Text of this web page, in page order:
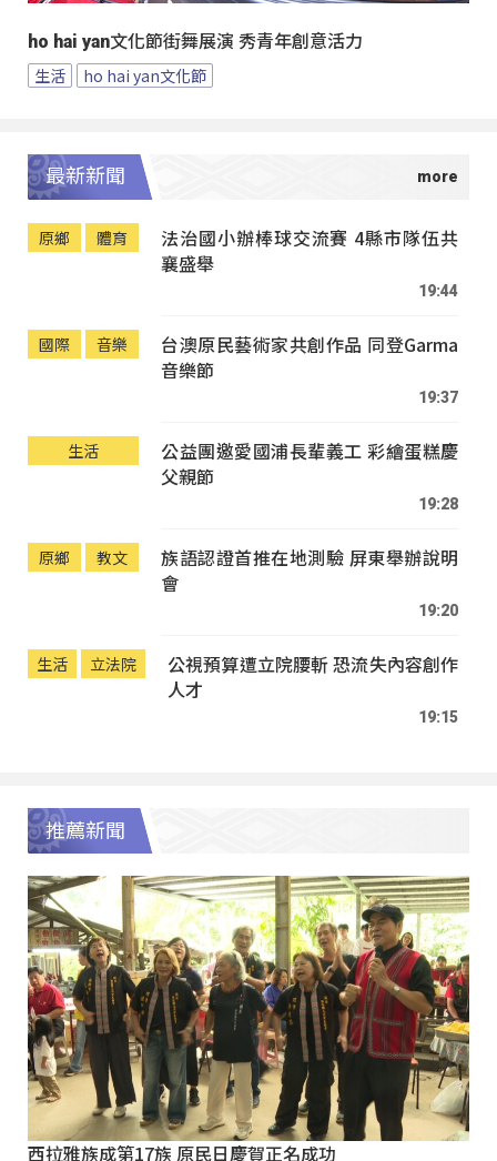
ho hai yan文化節街舞展演 秀青年創意活力
生活 ho hai yan文化節
最新新聞
原鄉 體育
法治國小辦棒球交流賽 4縣市隊伍共
襄盛舉
19:44
國際 音樂
台澳原民藝術家共創作品 同登Garma
音樂節
19:37
生活
公益團邀愛國浦長輩義工 彩繪蛋糕慶
父親節
19:28
原鄉 教文
族語認證首推在地測驗 屏東舉辦說明
會
19:20
生活 立法院
公視預算遭立院腰斬 恐流失內容創作
人才
19:15
推薦新聞
西拉雅族成第17族 原民日慶賀正名成功